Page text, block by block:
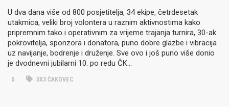
U dva dana više od 800 posjetitelja, 34 ekipe, četrdesetak
utakmica, veliki broj volontera u raznim aktivnostima kako
pripremnim tako i operativnim za vrijeme trajanja turnira, 30-ak
pokrovitelja, sponzora i donatora, puno dobre glazbe i vibracija
uz navijanje, bodrenje i druženje. Sve ovo i još puno više donio
je dvodnevni jubilarni 10. po redu ČK…
0 3X3 ČAKOVEC